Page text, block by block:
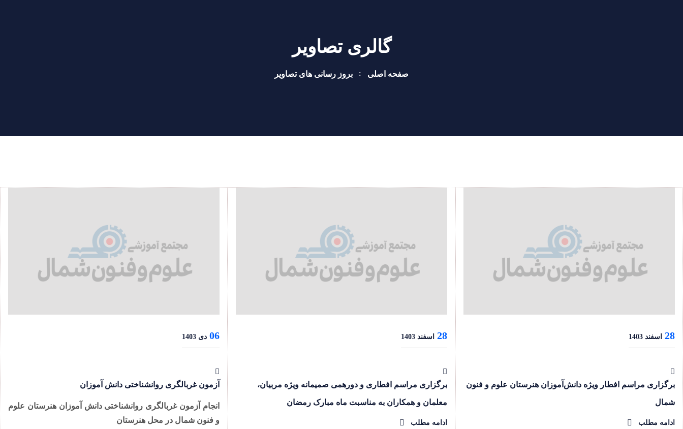
گالری تصاویر
صفحه اصلی بروز رسانی های تصاویر
28 اسفند 1403
برگزاری مراسم افطار ویژه دانش‌آموزان هنرستان علوم و فنون
شمال
ادامه مطلب
28 اسفند 1403
برگزاری مراسم افطاری و دورهمی صمیمانه ویژه مربیان،
معلمان و همکاران به مناسبت ماه مبارک رمضان
ادامه مطلب
06 دی 1403
آزمون غربالگری روانشناختی دانش آموزان
انجام آزمون غربالگری روانشناختی دانش آموزان هنرستان علوم
و فنون شمال در محل هنرستان